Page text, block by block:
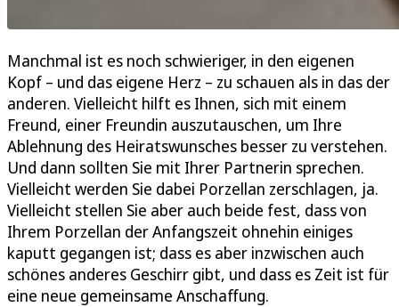
Manchmal ist es noch schwieriger, in den eigenen
Kopf – und das eigene Herz – zu schauen als in das der
anderen. Vielleicht hilft es Ihnen, sich mit einem
Freund, einer Freundin auszutauschen, um Ihre
Ablehnung des Heiratswunsches besser zu verstehen.
Und dann sollten Sie mit Ihrer Partnerin sprechen.
Vielleicht werden Sie dabei Porzellan zerschlagen, ja.
Vielleicht stellen Sie aber auch beide fest, dass von
Ihrem Porzellan der Anfangszeit ohnehin einiges
kaputt gegangen ist; dass es aber inzwischen auch
schönes anderes Geschirr gibt, und dass es Zeit ist für
eine neue gemeinsame Anschaffung.